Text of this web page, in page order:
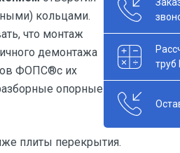
кольцами.
что монтаж
демонтажа
ФОПС®с их
опорные
плиты перекрытия.
труб